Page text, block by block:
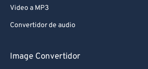
Video a MP3
Convertidor de audio
Image Convertidor